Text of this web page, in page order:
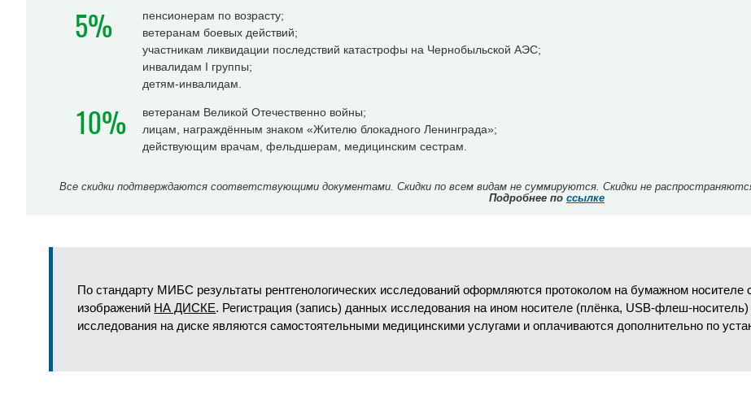
5%
пенсионерам по возрасту;
ветеранам боевых действий;
участникам ликвидации последствий катастрофы на Чернобыльской АЭС;
инвалидам I группы;
детям-инвалидам.
10%
ветеранам Великой Отечественно войны;
лицам, награждённым знаком «Жителю блокадного Ленинграда»;
действующим врачам, фельдшерам, медицинским сестрам.
Все скидки подтверждаются соответствующими документами. Скидки по всем видам не суммируются. Скидки не
Подробнее по ссылке
По стандарту МИБС результаты рентгенологических исследований оформляются протоколом на бумажном носителе
изображений НА ДИСКЕ. Регистрация (запись) данных исследования на ином носителе (плёнка, USB-флеш-
исследования на диске являются самостоятельными медицинскими услугами и оплачиваются дополнительно по